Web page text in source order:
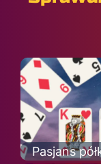
Pasjans